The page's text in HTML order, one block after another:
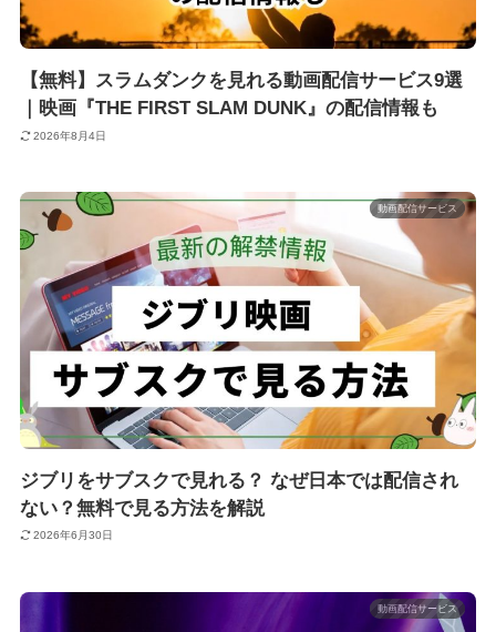
【無料】スラムダンクを見れる動画配信サービス9選
｜映画『THE FIRST SLAM DUNK』の配信情報も
2026年8月4日
動画配信サービス
ジブリをサブスクで見れる？ なぜ日本では配信され
ない？無料で見る方法を解説
2026年6月30日
動画配信サービス